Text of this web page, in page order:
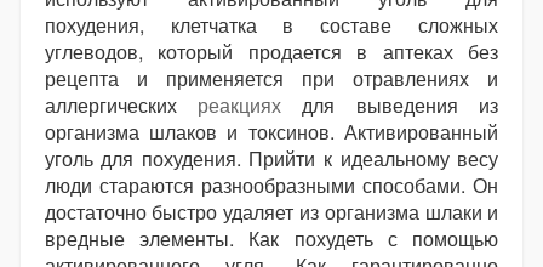
похудения, клетчатка в составе сложных
углеводов, который продается в аптеках без
рецепта и применяется при отравлениях и
аллергических реакциях для выведения из
организма шлаков и токсинов. Активированный
уголь для похудения. Прийти к идеальному весу
люди стараются разнообразными способами. Он
достаточно быстро удаляет из организма шлаки и
вредные элементы. Как похудеть с помощью